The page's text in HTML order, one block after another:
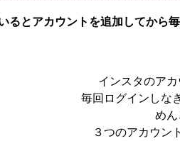
るとアカウントを追加してから
インスタのア
毎回ログインしな
めん
３つのアカウン